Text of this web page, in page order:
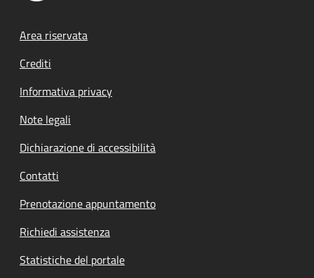
Footer menu
Area riservata
Crediti
Informativa privacy
Note legali
Dichiarazione di accessibilità
Contatti
Prenotazione appuntamento
Richiedi assistenza
Statistiche del portale